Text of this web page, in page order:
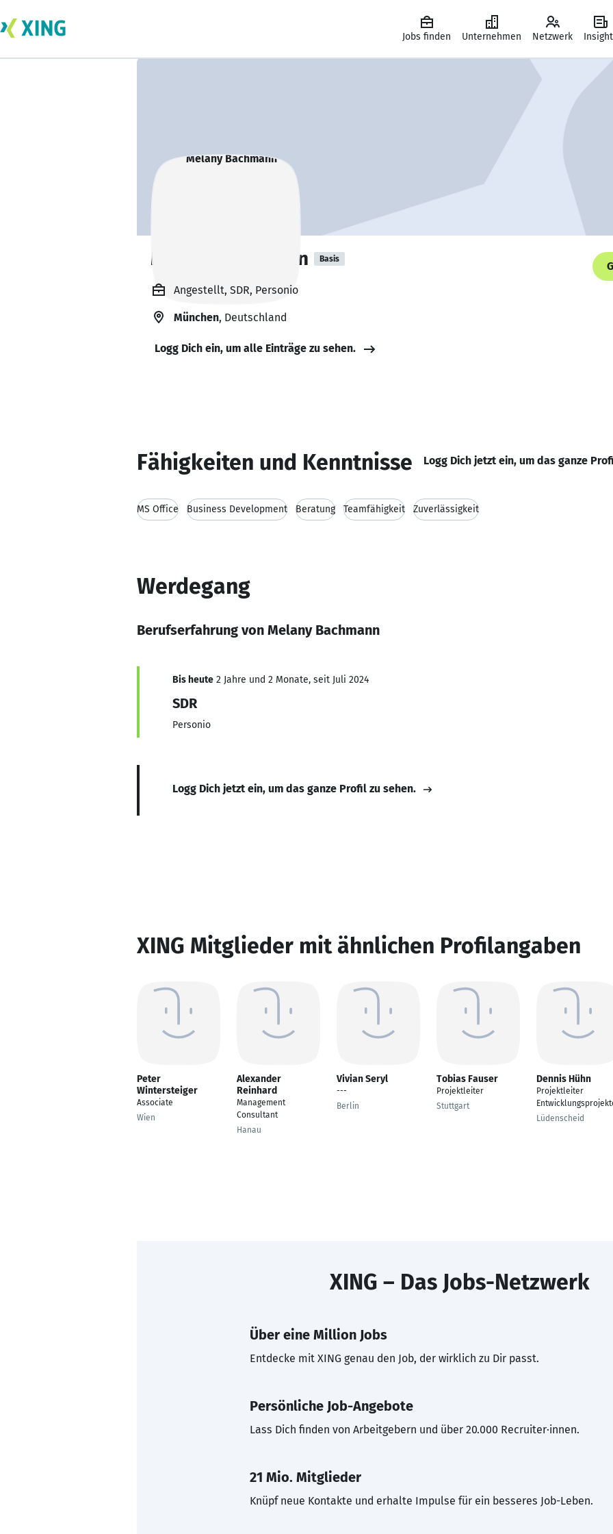
Jobs finden Unternehmen Netzwerk
Melany Bachmann Basis
Angestellt, SDR, Personio
München, Deutschland
Logg Dich ein, um alle Einträge zu sehen.
Fähigkeiten und Kenntnisse Logg Dich jetzt ein, um das ganze
MS Office Business Development Beratung Teamfähigkeit Zuverlässigkeit
Werdegang
Berufserfahrung von Melany Bachmann
Bis heute 2 Jahre und 2 Monate, seit Juli 2024
SDR
Personio
Logg Dich jetzt ein, um das ganze Profil zu sehen.
XING Mitglieder mit ähnlichen Profilangaben
Peter
Wintersteiger
Associate
Wien
Alexander
Reinhard
Management
Consultant
Hanau
Vivian Seryl
---
Berlin
Tobias Fauser
Projektleiter
Stuttgart
Dennis Hühn
Projektleiter
Lüdenscheid
XING – Das Jobs-Netzwerk
Über eine Million Jobs
Entdecke mit XING genau den Job, der wirklich zu Dir passt.
Persönliche Job-Angebote
Lass Dich finden von Arbeitgebern und über 20.000 Recruiter·innen.
21 Mio. Mitglieder
Knüpf neue Kontakte und erhalte Impulse für ein besseres Job-Leben.